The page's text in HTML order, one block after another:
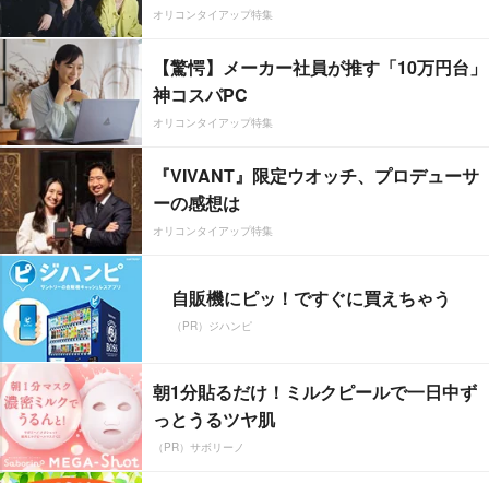
オリコンタイアップ特集
【驚愕】メーカー社員が推す「10万円台」
神コスパPC
オリコンタイアップ特集
『VIVANT』限定ウオッチ、プロデューサ
ーの感想は
オリコンタイアップ特集
自販機にピッ！ですぐに買えちゃう
（PR）ジハンピ
朝1分貼るだけ！ミルクピールで一日中ず
っとうるツヤ肌
（PR）サボリーノ